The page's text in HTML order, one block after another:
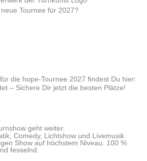
Tournee für 2027?
die hope-Tournee 2027 findest Du hier:
– Sichere Dir jetzt die besten Plätze!
geht weiter.
Comedy, Lichtshow und Livemusik
Show auf höchstem Niveau. 100 %
fesselnd.